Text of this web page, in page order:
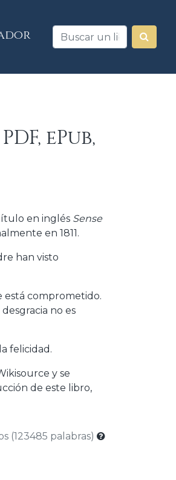
ePub,
en inglés Sense
en 1811.
han visto
está comprometido.
no es
felicidad.
y se
de este libro,
(123485 palabras)